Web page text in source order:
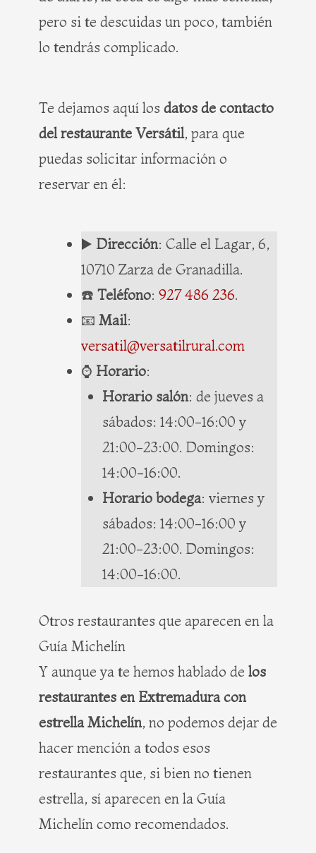
pero si te descuidas un poco, también
lo tendrás complicado.
Te dejamos aquí los datos de contacto
del restaurante Versátil, para que
puedas solicitar información o
reservar en él:
▶️ Dirección: Calle el Lagar, 6,
10710 Zarza de Granadilla.
☎️ Teléfono: 927 486 236.
📧 Mail:
versatil@versatilrural.com
⌚️ Horario:
Horario salón: de jueves a
sábados: 14:00-16:00 y
21:00-23:00. Domingos:
14:00-16:00.
Horario bodega: viernes y
sábados: 14:00-16:00 y
21:00-23:00. Domingos:
14:00-16:00.
Otros restaurantes que aparecen en la
Guía Michelín
Y aunque ya te hemos hablado de los
restaurantes en Extremadura con
estrella Michelín, no podemos dejar de
hacer mención a todos esos
restaurantes que, si bien no tienen
estrella, sí aparecen en la Guía
Michelín como recomendados.